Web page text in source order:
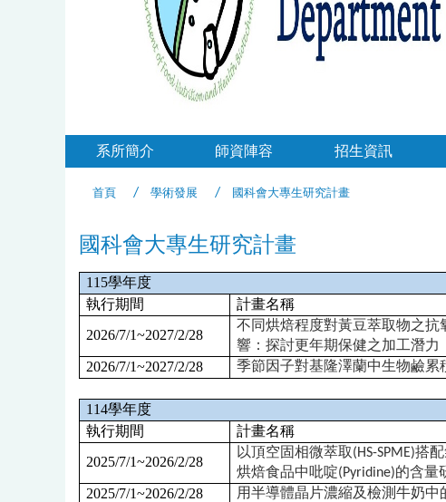
系所簡介 師資陣容 招生資訊
首頁 學術發展 國科會大專生研究計畫
國科會大專生研究計畫
115學年度
執行期間
計畫名稱
2026/7/1~2027/2/28
不同烘焙程度對黃豆萃取物之
響：探討更年期保健之加工潛力
2026/7/1~2027/2/28 季節因子對基隆澤蘭中生物鹼累
114學年度
執行期間
計畫名稱
2025/7/1~2026/2/28
以頂空固相微萃取(HS-SPME)搭
烘焙食品中吡啶(Pyridine)的含量
2025/7/1~2026/2/28 用半導體晶片濃縮及檢測牛奶中